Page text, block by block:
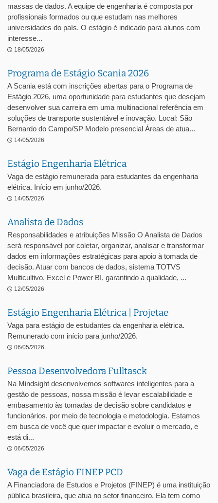
massas de dados. A equipe de engenharia é composta por
profissionais formados ou que estudam nas melhores
universidades do país. O estágio é indicado para alunos com
interesse...
18/05/2026
Programa de Estágio Scania 2026
A Scania está com inscrições abertas para o Programa de
Estágio 2026, uma oportunidade para estudantes que desejam
desenvolver sua carreira em uma multinacional referência em
soluções de transporte sustentável e inovação. Local: São
Bernardo do Campo/SP Modelo presencial Áreas de atua...
14/05/2026
Estágio Engenharia Elétrica
Vaga de estágio remunerada para estudantes da engenharia
elétrica. Início em junho/2026.
14/05/2026
Analista de Dados
Responsabilidades e atribuições Missão O Analista de Dados
será responsável por coletar, organizar, analisar e transformar
dados em informações estratégicas para apoio à tomada de
decisão. Atuar com bancos de dados, sistema TOTVS
Multicultivo, Excel e Power BI, garantindo a qualidade, ...
12/05/2026
Estágio Engenharia Elétrica | Projetae
Vaga para estágio de estudantes da engenharia elétrica.
Remunerado com início para junho/2026.
06/05/2026
Pessoa Desenvolvedora Fulltasck
Na Mindsight desenvolvemos softwares inteligentes para a
gestão de pessoas, nossa missão é levar escalabilidade e
embasamento às tomadas de decisão sobre candidatos e
funcionários, por meio de tecnologia e metodologia. Estamos
em busca de você que quer impactar e evoluir o mercado, e
está di...
06/05/2026
Vaga de Estágio FINEP PCD
A Financiadora de Estudos e Projetos (FINEP) é uma instituição
pública brasileira, que atua no setor financeiro. Ela tem como